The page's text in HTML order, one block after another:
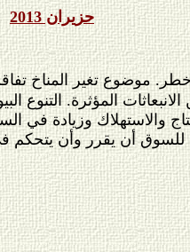
حزيران 2013
موضوع تغير
المؤثرة. التنوع
والاستهلاك وزيادة في
أن يقرر وأن يتحكم